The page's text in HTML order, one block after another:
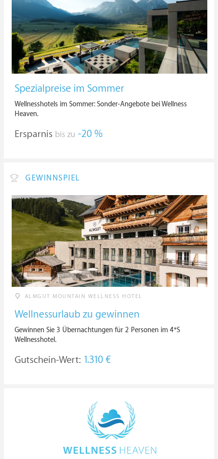
Spezialpreise im Sommer
Wellnesshotels im Sommer: Sonder-Angebote bei Wellness
Heaven.
Ersparnis bis zu -20 %
GEWINNSPIEL
ALMGUT MOUNTAIN WELLNESS HOTEL
Wellnessurlaub zu gewinnen
Gewinnen Sie 3 Übernachtungen für 2 Personen im 4*S
Wellnesshotel.
Gutschein-Wert: 1.310 €